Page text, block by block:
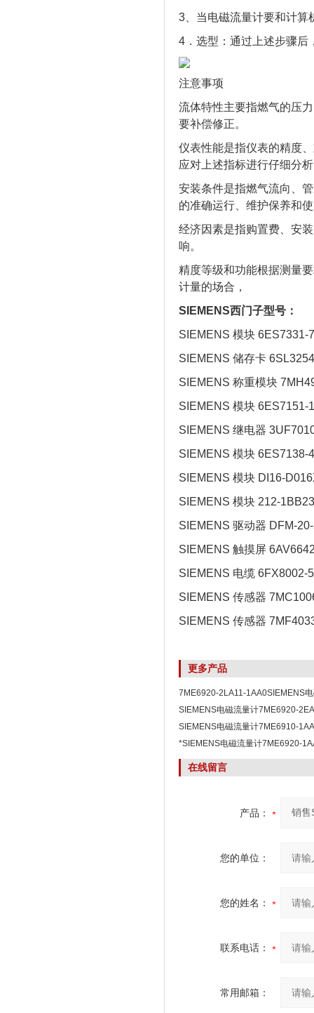
3、当电磁流量计要和计算
4．选型：通过上述步骤后
注意事项
流体特性主要指燃气的压
要补偿修正。
仪表性能是指仪表的精度
应对上述指标进行仔细分
安装条件是指燃气流向、
的准确运行、维护保养和
经济因素是指购置费、安
响。
精度等级和功能根据测量
计量的场合，
SIEMENS西门子型号：
SIEMENS 模块 6ES7331-
SIEMENS 储存卡
SIEMENS 称重模块
SIEMENS 模块 6ES7151-
SIEMENS 继电器
SIEMENS 模块 6ES7138-
SIEMENS 模块 DI16-
SIEMENS 模块 212-
SIEMENS 驱动器 DFM-
SIEMENS 触摸屏
SIEMENS 电缆 6FX8002-
SIEMENS 传感器
SIEMENS 传感器
更多产品
7ME6920-2LA11-1AA0SIEMENS
口原装 *
SIEMENS电磁流量计7ME6920-
销
SIEMENS电磁流量计7ME6910-
价
*SIEMENS电磁流量计7ME6920-
在线留言
产品：
您的单位：
您的姓名：
联系电话：
常用邮箱：